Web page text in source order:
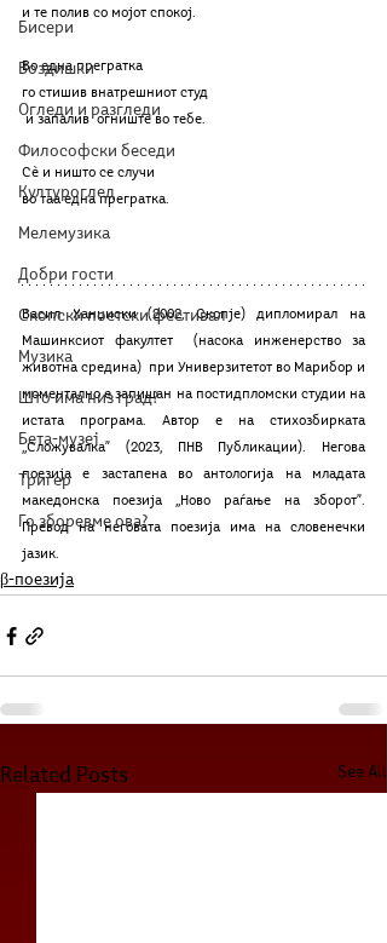
Бисери
Воздишки
Огледи и разгледи
Философски беседи
Културоглед
Мелемузика
Добри гости
Скопски поетски фестивал
Музика
Што има низ град?
Бета-музеј
Тригер
Го зборевме ова?
и те полив со мојот спокој.
Во една прегратка
го стишив внатрешниот студ
и запалив  огниште во тебе.
Сѐ и ништо се случи
во таа една прегратка.
Васил Ханџиски (2002, Скопје) дипломирал на
Машинксиот факултет  (насока инженерство за
животна средина)  при Универзитетот во Марибор и
моментално е запишан на постидпломски студии на
истата програма. Автор е на стихозбирката
,,Сложувалка” (2023, ПНВ Публикации). Негова
поезија е застапена во антологија на младата
македонска поезија ,,Ново раѓање на зборот”.
Превод на неговата поезија има на словенечки
јазик.
β-поезија
Related Posts See All